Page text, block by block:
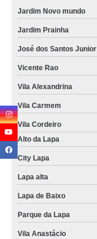
Jardim Novo mundo
Jardim Prainha
José dos Santos Junior
Vicente Rao
Vila Alexandrina
Vila Carmem
Vila Cordeiro
Alto da Lapa
City Lapa
Lapa alta
Lapa de Baixo
Parque da Lapa
Vila Anastácio